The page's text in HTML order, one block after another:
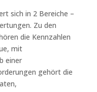
sich in 2 Bereiche –
Zu den
die Kennzahlen
mit
einer
gehört die